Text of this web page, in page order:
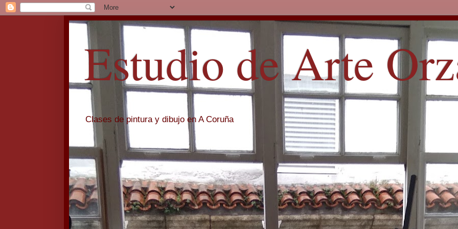
Estudio de Arte
Clases de pintura y dibujo en A Coruña